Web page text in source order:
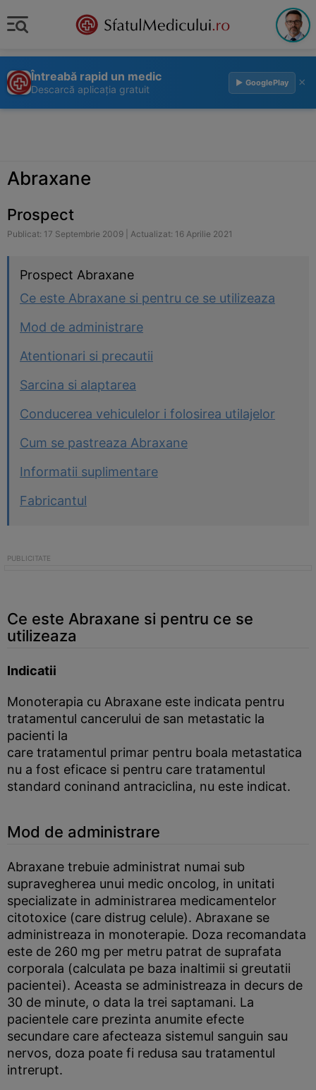
Întreabă rapid un medic
Descarcă aplicația gratuit
▶ GooglePlay ×
Abraxane
Prospect
Publicat: 17 Septembrie 2009 | Actualizat: 16 Aprilie 2021
Prospect Abraxane
Ce este Abraxane si pentru ce se utilizeaza
Mod de administrare
Atentionari si precautii
Sarcina si alaptarea
Conducerea vehiculelor i folosirea utilajelor
Cum se pastreaza Abraxane
Informatii suplimentare
Fabricantul
Ce este Abraxane si pentru ce se
utilizeaza
Indicatii
Monoterapia cu Abraxane este indicata pentru
tratamentul cancerului de san metastatic la
pacienti la
care tratamentul primar pentru boala metastatica
nu a fost eficace si pentru care tratamentul
standard coninand antraciclina, nu este indicat.
Mod de administrare
Abraxane trebuie administrat numai sub
supravegherea unui medic oncolog, in unitati
specializate in administrarea medicamentelor
citotoxice (care distrug celule). Abraxane se
administreaza in monoterapie. Doza recomandata
este de 260 mg per metru patrat de suprafata
corporala (calculata pe baza inaltimii si greutatii
pacientei). Aceasta se administreaza in decurs de
30 de minute, o data la trei saptamani. La
pacientele care prezinta anumite efecte
secundare care afecteaza sistemul sanguin sau
nervos, doza poate fi redusa sau tratamentul
intrerupt.